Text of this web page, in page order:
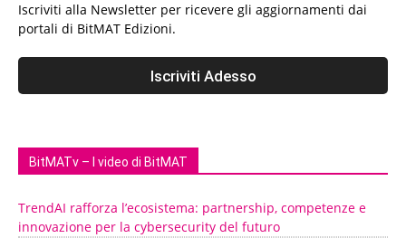
Iscriviti alla Newsletter per ricevere gli aggiornamenti dai
portali di BitMAT Edizioni.
BitMATv – I video di BitMAT
TrendAI rafforza l’ecosistema: partnership, competenze e
innovazione per la cybersecurity del futuro